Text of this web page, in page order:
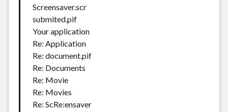
Screensaver.scr
submited.pif
Your application
Re: Application
Re: document.pif
Re: Documents
Re: Movie
Re: Movies
Re: ScRe:ensaver